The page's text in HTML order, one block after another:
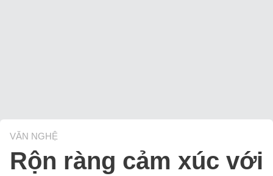
VĂN NGHỆ
Rộn ràng cảm xúc với